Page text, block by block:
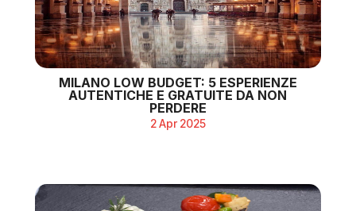
MILANO LOW BUDGET: 5 ESPERIENZE
AUTENTICHE E GRATUITE DA NON
PERDERE
2 Apr 2025